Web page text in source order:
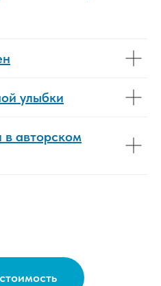
улыбки
в авторском